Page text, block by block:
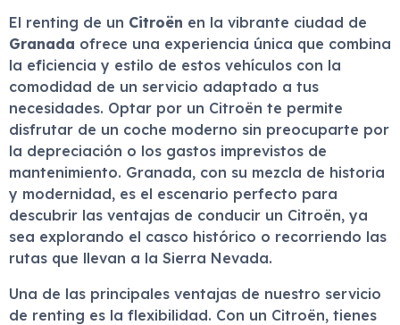
El renting de un Citroën en la vibrante ciudad de
Granada ofrece una experiencia única que combina
la eficiencia y estilo de estos vehículos con la
comodidad de un servicio adaptado a tus
necesidades. Optar por un Citroën te permite
disfrutar de un coche moderno sin preocuparte por
la depreciación o los gastos imprevistos de
mantenimiento. Granada, con su mezcla de historia
y modernidad, es el escenario perfecto para
descubrir las ventajas de conducir un Citroën, ya
sea explorando el casco histórico o recorriendo las
rutas que llevan a la Sierra Nevada.
Una de las principales ventajas de nuestro servicio
de renting es la flexibilidad. Con un Citroën, tienes